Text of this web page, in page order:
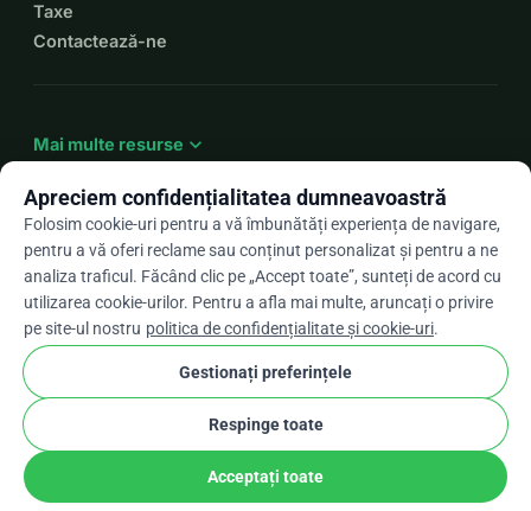
Taxe
Contactează-ne
Mai multe resurse expand_more
Roarrow_drop_down
★★★★★4,9 / 5 pe baza a peste 500 de recenzii
WhyDonate
Confidențialitate și cookie-uri
Termeni și condiții
Setările pentru cookie-uri
stripe checkPartener Verificat
Apreciem confidențialitatea dumneavoastră
Folosim cookie-uri pentru a vă îmbunătăți experiența de navigare,
pentru a vă oferi reclame sau conținut personalizat și pentru a ne
analiza traficul. Făcând clic pe „Accept toate”, sunteți de acord cu
utilizarea cookie-urilor. Pentru a afla mai multe, aruncați o privire
pe site-ul nostru politica de confidențialitate și cookie-uri.
Gestionați preferințele
Respinge toate
Acceptați toate